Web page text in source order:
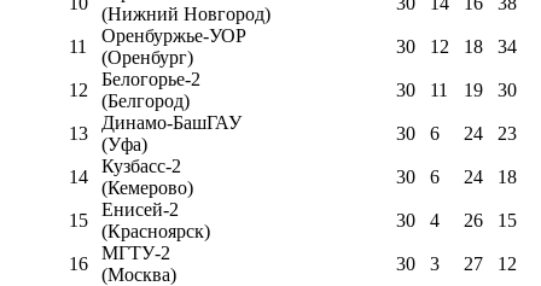
(Нижний Новгород)
11
Оренбуржье-УОР
(Оренбург)
30 12 18 34
12
Белогорье-2
(Белгород)
30 11 19 30
13
Динамо-БашГАУ
(Уфа)
30 6 24 23
14
Кузбасс-2
(Кемерово)
30 6 24 18
15
Енисей-2
(Красноярск)
30 4 26 15
16
МГТУ-2
(Москва)
30 3 27 12